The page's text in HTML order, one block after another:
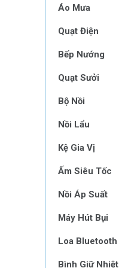
Áo Mưa
Quạt Điện
Bếp Nướng
Quạt Sưởi
Bộ Nồi
Nồi Lẩu
Kệ Gia Vị
Ấm Siêu Tốc
Nồi Áp Suất
Máy Hút Bụi
Loa Bluetooth
Bình Giữ Nhiệt